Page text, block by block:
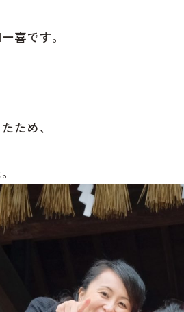
喜です。
ため、